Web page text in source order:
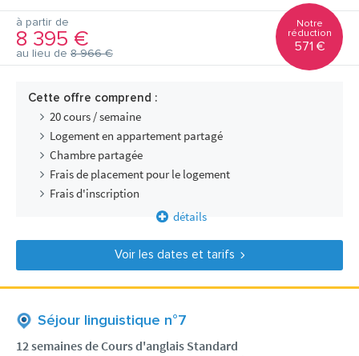
à partir de
8 395 €
au lieu de 8 966 €
Notre
réduction
571 €
Cette offre comprend :
20 cours / semaine
Logement en appartement partagé
Chambre partagée
Frais de placement pour le logement
Frais d'inscription
détails
Voir les dates et tarifs
Séjour linguistique n°7
12 semaines de Cours d'anglais Standard